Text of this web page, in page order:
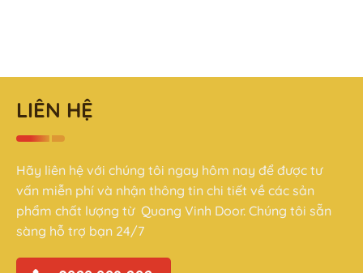
LIÊN HỆ
Hãy liên hệ với chúng tôi ngay hôm nay để được tư
vấn miễn phí và nhận thông tin chi tiết về các sản
phẩm chất lượng từ Quang Vinh Door. Chúng tôi sẵn
sàng hỗ trợ bạn 24/7